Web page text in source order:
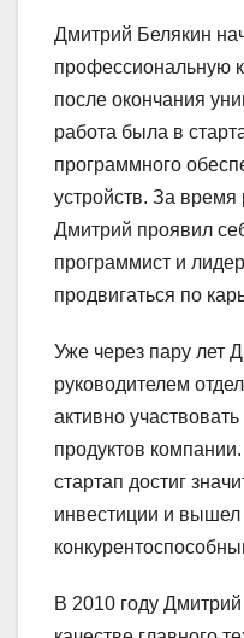
Дмитрий Белякин
профессиональную
после окончания
работа была в
программного
устройств. За
Дмитрий проявил
программист и
продвигаться по
Уже через пару лет
руководителем
активно
продуктов
стартап достиг
инвестиции и
В 2010 году